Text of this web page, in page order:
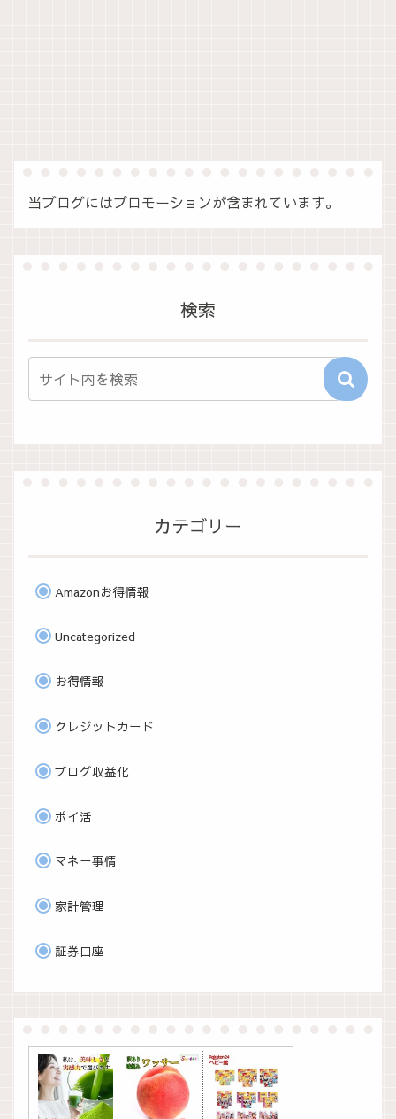
当ブログにはプロモーションが含まれています。
検索
カテゴリー
Amazonお得情報
Uncategorized
お得情報
クレジットカード
ブログ収益化
ポイ活
マネー事情
家計管理
証券口座